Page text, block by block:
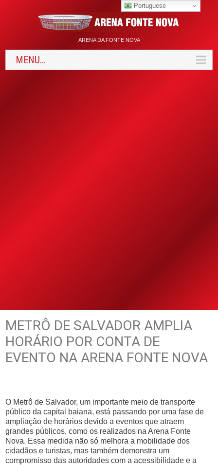
ARENA DA FONTE NOVA
MENU...
METRÔ DE SALVADOR AMPLIA
HORÁRIO POR CONTA DE
EVENTO NA ARENA FONTE NOVA
O Metrô de Salvador, um importante meio de transporte
público da capital baiana, está passando por uma fase de
ampliação de horários devido a eventos que atraem
grandes públicos, como os realizados na Arena Fonte
Nova. Essa medida não só melhora a mobilidade dos
cidadãos e turistas, mas também demonstra um
compromisso das autoridades com a acessibilidade e a
Portuguese